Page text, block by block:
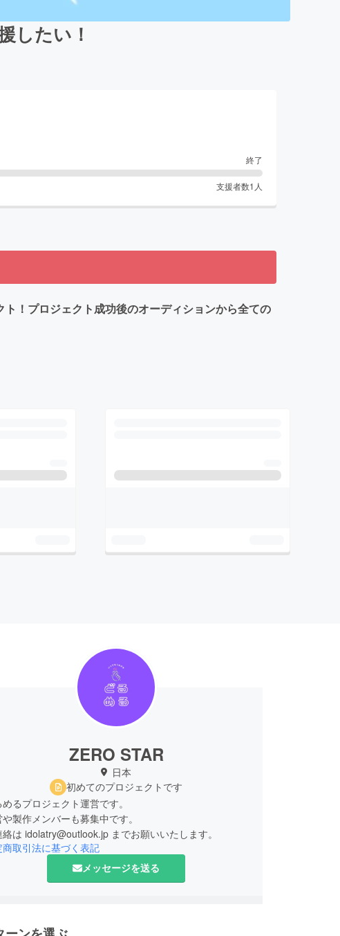
したい！
終了
支援者数1 人
！プロジェクト成功後のオーディションから全ての
ZERO STAR
日本
初めてのプロジェクトです
めるプロジェクト運営です。
製作メンバーも募集中です。
絡は idolatry@outlook.jp までお願いいたします。
商取引法に基づく表記
メッセージを送る